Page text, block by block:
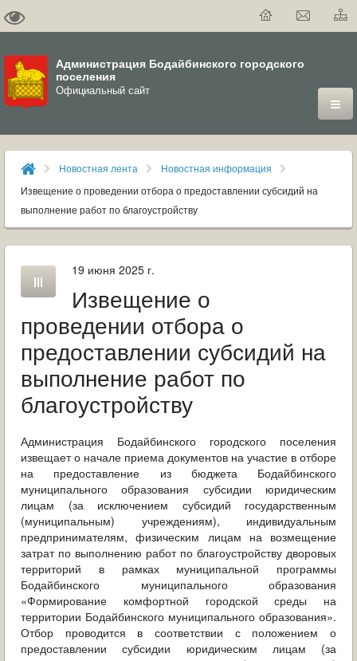
Администрация Бодайбинского городского
поселения
Официальный сайт
ГОРОД
ДУМА
ОФИЦИАЛЬНЫЙ ВЕСТНИК БОДАЙБО
МУНИЦИПАЛЬНЫЕ УСЛУГИ
ОБРАЩЕНИЯ ГРАЖДАН
ГРАДОСТРОИТЕЛЬНАЯ ДЕЯТЕЛЬНОСТЬ
ИНФОРМИРОВАНИЕ НАСЕЛЕНИЯ
ДЕЯТЕЛЬНОСТЬ ПРОКУРАТУРЫ
МУНИЦИПАЛЬНЫЙ КОНТРОЛЬ
ПОИСК ПО САЙТУ
Новостная лента
Новостная информация
Извещение о проведении отбора о предоставлении субсидий на
выполнение работ по благоустройству
19 июня 2025 г.
Извещение о
проведении отбора о
предоставлении субсидий на
выполнение работ по
благоустройству
Администрация Бодайбинского городского поселения
извещает о начале приема документов на участие в отборе
на предоставление из бюджета Бодайбинского
муниципального образования субсидии юридическим
лицам (за исключением субсидий государственным
(муниципальным) учреждениям), индивидуальным
предпринимателям, физическим лицам на возмещение
затрат по выполнению работ по благоустройству дворовых
территорий в рамках муниципальной программы
Бодайбинского муниципального образования
«Формирование комфортной городской среды на
территории Бодайбинского муниципального образования».
Отбор проводится в соответствии с положением о
предоставлении субсидии юридическим лицам (за